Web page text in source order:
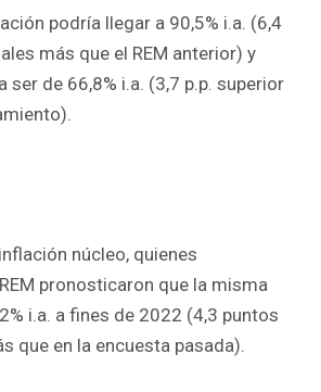
podría llegar a 90,5% i.a. (6,4
más que el REM anterior) y
ser de 66,8% i.a. (3,7 p.p. superior
núcleo, quienes
pronosticaron que la misma
i.a. a fines de 2022 (4,3 puntos
que en la encuesta pasada).